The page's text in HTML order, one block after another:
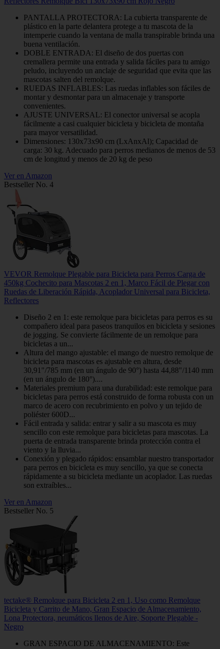
PANTALLA PROTECTORA: La cubierta transparente de
plástico en la parte delantera protege a tu mascota de la
intemperie cuando la ventana de malla transpirable brinda una
buena ventilación.
DOBLE ENTRADA: El diseño de dos puertas con
cremallera permite una entrada y salida fáciles para tu amigo
peludo, incluyendo un anclaje de seguridad que evita que las
mascotas salten del remolque.
RUEDAS INFLABLES: Las ruedas inflables son fáciles de
montar y desmontar para un almacenaje y transporte
convenientes.
AJUSTE UNIVERSAL: El conector universal se acopla
fácilmente a casi cualquier bicicleta y bicicleta de montaña
para mayor versatilidad.
Dimensiones: 130x73x90 cm (LxAnxAl); Capacidad de
carga: 30 kg. Adecuado para perros medianos de menos de 53
cm de longitud y menos de 20 kg de peso
Ver en Amazon
Bestseller No. 4
VEVOR Remolque Plegable para Bicicleta para Perros Carga de
450kg Cochecito para Mascotas 2 en 1, Marco Fácil de Plegar con
Ruedas de Liberación Rápida, Acoplador Universal para Bicicleta,
Reflectores
Diseño 2 en 1: este remolque para bicicletas para perros es su
compañero ideal para paseos tranquilos en bicicleta y sesiones
de jogging. Se convierte fácilmente de un remolque para
bicicletas a un...
Altura del mango ajustable: el mango de nuestro remolque de
bicicleta para mascotas es ajustable en altura, desde
30,91"/785 mm (en un ángulo de 90°) hasta 44,88"/1140 mm
(en un ángulo de 180°)....
Materiales premium para una durabilidad: este remolque para
bicicletas para perros está construido de forma robusta con un
marco de acero con recubrimiento en polvo y un tejido de
poliéster 600D...
Fácil entrada y salida: entrar y salir a su mascota es muy
sencillo con este remolque para bicicletas para mascotas. La
puerta de entrada transparente brinda protección contra el
viento y la lluvia...
Conexión y plegado rápidos: ensamblar nuestro transportador
para perros en bicicleta es muy sencillo, ya que se conecta
rápidamente a su bicicleta mediante un acoplador. Las ruedas
son extraíbles...
Ver en Amazon
Bestseller No. 5
tectake® Remolque para Bicicleta 2 en 1, Uso como Remolque
Bicicleta y Carrito de Mano, Gran Espacio de Almacenamiento,
Lona Protectora, neumáticos llenos de Aire, Soporte Plegable -
Negro
GRAN ESPACIO DE ALMACENAMIENTO: Este